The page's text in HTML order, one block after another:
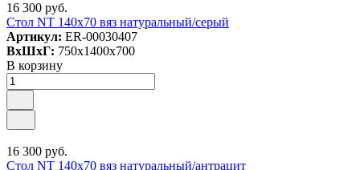
16 300 руб.
Стол NT 140x70 вяз натуральный/серый
Артикул: ER-00030407
ВxШxГ: 750x1400x700
В корзину
16 300 руб.
Стол NT 140x70 вяз натуральный/антрацит